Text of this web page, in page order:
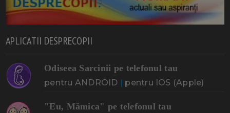
APLICATII DESPRECOPII
Odiseea Sarcinii pe telefonul tau
pentru ANDROID | pentru IOS (Apple)
"Eu, Mămica" pe telefonul tau